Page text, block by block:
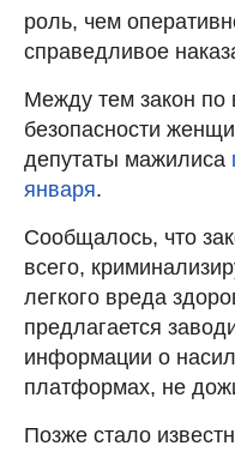
роль, чем
справедливое
Между тем закон по
безопасности
депутаты мажилиса
января.
Сообщалось, что
всего,
легкого вреда
предлагается
информации о
платформах, не
Позже стало